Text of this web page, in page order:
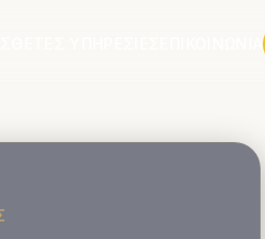
ΕΠΙΚΟΙΝΩΝΊΑ